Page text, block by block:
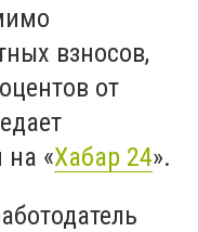
взносов,
от
на «Хабар 24».